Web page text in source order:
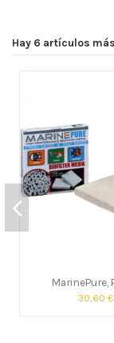
Hay 6 artículos
MarinePure,
30,60 €